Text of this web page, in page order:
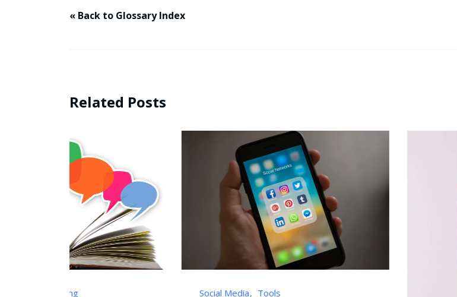
« Back to Glossary Index
Related Posts